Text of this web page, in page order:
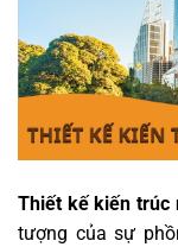
Thiết kế kiến trúc
tượng của sự